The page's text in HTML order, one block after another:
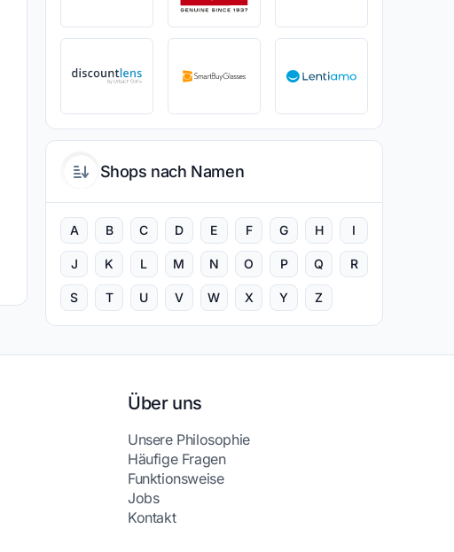
Shops nach Namen
A B C D E F G H I
J K L M N O P Q R
S T U V W X Y Z
Über uns
Unsere Philosophie
Häufige Fragen
Funktionsweise
Jobs
Kontakt